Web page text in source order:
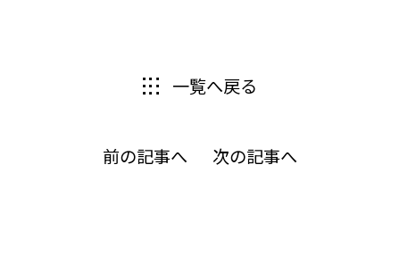
一覧へ戻る
前の記事へ 次の記事へ